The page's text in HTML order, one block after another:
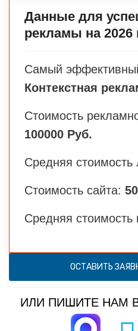
Данные для
рекламы на 2026
Самый
Контекстная
Стоимость
100000 Руб.
Средняя стоимость
Стоимость сайта:
Средняя стоимость
ОСТАВИТЬ
ИЛИ ПИШИТЕ НАМ